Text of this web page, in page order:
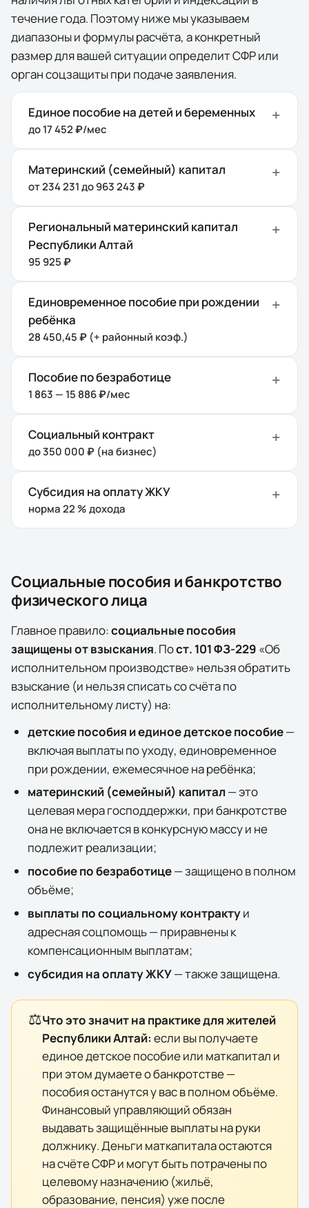
течение года. Поэтому ниже мы указываем
диапазоны и формулы расчёта, а конкретный
размер для вашей ситуации определит СФР или
орган соцзащиты при подаче заявления.
Единое пособие на детей и беременных
до 17 452 ₽/мес
Материнский (семейный) капитал
от 234 231 до 963 243 ₽
Региональный материнский капитал
Республики Алтай
95 925 ₽
Единовременное пособие при рождении
ребёнка
28 450,45 ₽ (+ районный коэф.)
Пособие по безработице
1 863 — 15 886 ₽/мес
Социальный контракт
до 350 000 ₽ (на бизнес)
Субсидия на оплату ЖКУ
норма 22 % дохода
Социальные пособия и банкротство
физического лица
Главное правило:социальные пособия
защищены от взыскания. Пост. 101 ФЗ-229 «Об
исполнительном производстве» нельзя обратить
взыскание (и нельзя списать со счёта по
исполнительному листу) на:
детские пособия и единое детское пособие—
включая выплаты по уходу, единовременное
при рождении, ежемесячное на ребёнка;
материнский (семейный) капитал — это
целевая мера господдержки, при банкротстве
онаневключается в конкурсную массу и не
подлежит реализации;
пособие по безработице— защищено в полном
объёме;
выплаты по социальному контрактуи
адресная соцпомощь — приравнены к
компенсационным выплатам;
субсидия на оплату ЖКУ— также защищена.
⚖️Что это значит на практике для жителей
Республики Алтай: если вы получаете
единое детское пособие или маткапитал и
при этом думаете о банкротстве —
пособия останутся у вас в полном объёме.
Финансовый управляющий обязан
выдавать защищённые выплаты на руки
должнику. Деньги маткапитала остаются
на счёте СФР и могут быть потрачены по
целевому назначению (жильё,
образование, пенсия) уже после